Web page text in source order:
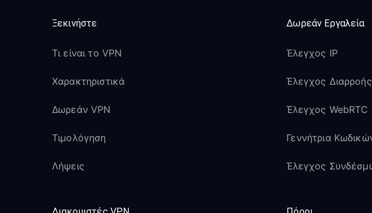
Ξεκινήστε
Τι είναι το VPN
Χαρακτηριστικά
Δωρεάν VPN
Τιμολόγηση
Λήψεις
Δωρεάν Εργαλεία
Έλεγχος IP
Έλεγχος
Έλεγχος WebRTC
Γεννήτρια
Έλεγχος